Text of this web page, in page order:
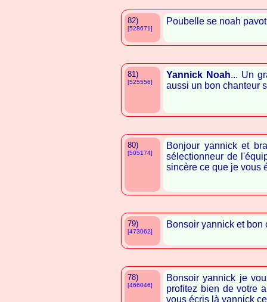
82)
[528671]
Poubelle se noah pavot
81)
[525556]
Yannick Noah... Un
aussi un bon chanteur
80)
[505174]
Bonjour yannick et
sélectionneur de
sincère ce que je vous
79)
[473062]
Bonsoir yannick et
78)
[466046]
Bonsoir yannick je
profitez bien de votre
vous écris là yannick